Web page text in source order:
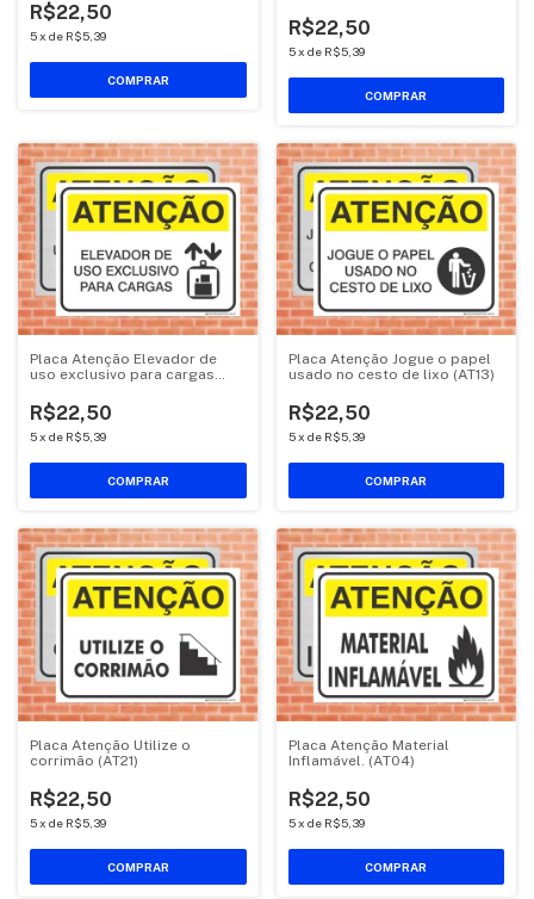
R$22,50
5x de R$5,39
COMPRAR
R$22,50
5 x de R$5,39
COMPRAR
Placa Atenção Elevador de
uso exclusivo para cargas
R$22,50
5x de R$5,39
COMPRAR
Placa Atenção Jogue o papel
usado no cesto de lixo (AT13)
R$22,50
5 x de R$5,39
COMPRAR
Placa Atenção Utilize o
corrimão (AT21)
R$22,50
5x de R$5,39
COMPRAR
Placa Atenção Material
Inflamável. (AT04)
R$22,50
5 x de R$5,39
COMPRAR